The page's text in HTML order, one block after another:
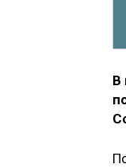
В